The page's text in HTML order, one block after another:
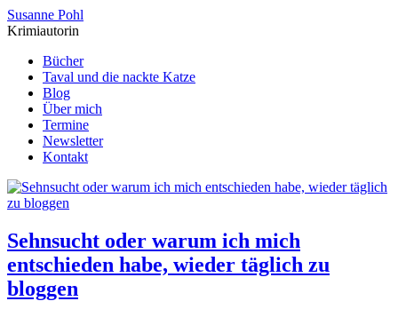
Susanne Pohl
Krimiautorin
Bücher
Taval und die nackte Katze
Blog
Über mich
Termine
Newsletter
Kontakt
Sehnsucht oder warum ich mich
entschieden habe, wieder täglich zu
bloggen